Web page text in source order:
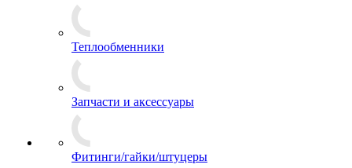
Теплообменники
Запчасти и аксессуары
Фитинги/гайки/штуцеры